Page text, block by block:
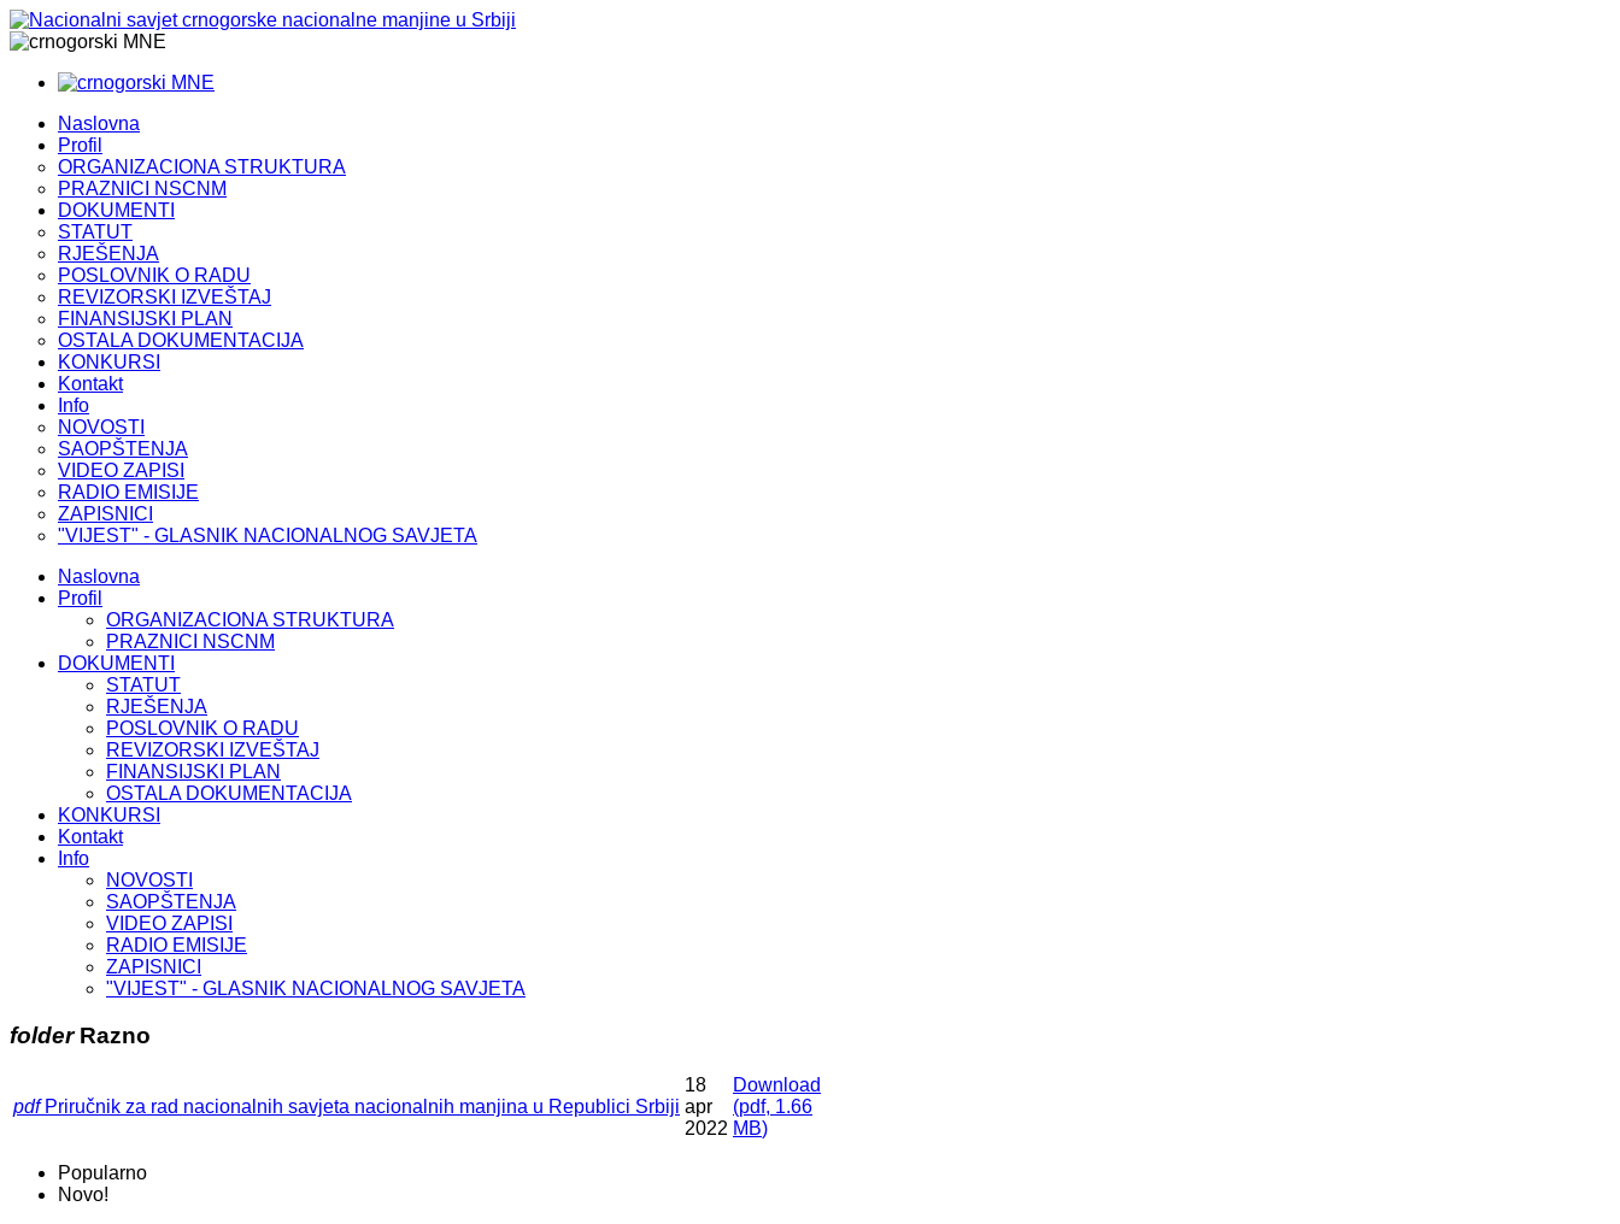
MNE
MNE
Naslovna
Profil
ORGANIZACIONA STRUKTURA
PRAZNICI NSCNM
DOKUMENTI
STATUT
RJEŠENJA
POSLOVNIK O RADU
REVIZORSKI IZVEŠTAJ
FINANSIJSKI PLAN
OSTALA DOKUMENTACIJA
KONKURSI
Kontakt
Info
NOVOSTI
SAOPŠTENJA
VIDEO ZAPISI
RADIO EMISIJE
ZAPISNICI
"VIJEST" - GLASNIK NACIONALNOG SAVJETA
Naslovna
Profil
ORGANIZACIONA STRUKTURA
PRAZNICI NSCNM
DOKUMENTI
STATUT
RJEŠENJA
POSLOVNIK O RADU
REVIZORSKI IZVEŠTAJ
FINANSIJSKI PLAN
OSTALA DOKUMENTACIJA
KONKURSI
Kontakt
Info
NOVOSTI
SAOPŠTENJA
VIDEO ZAPISI
RADIO EMISIJE
ZAPISNICI
"VIJEST" - GLASNIK NACIONALNOG SAVJETA
folder Razno
pdf Priručnik za rad nacionalnih savjeta nacionalnih manjina u Republici Srbiji
18
apr
2022
Download
(pdf, 1.66
MB)
Popularno
Novo!